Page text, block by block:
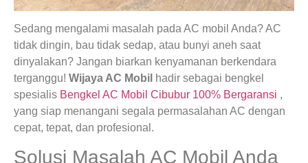
Sedang mengalami masalah pada AC mobil Anda? AC
tidak dingin, bau tidak sedap, atau bunyi aneh saat
dinyalakan? Jangan biarkan kenyamanan berkendara
terganggu! Wijaya AC Mobil hadir sebagai bengkel
spesialis Bengkel AC Mobil Cibubur 100% Bergaransi ,
yang siap menangani segala permasalahan AC dengan
cepat, tepat, dan profesional.
Solusi Masalah AC Mobil Anda